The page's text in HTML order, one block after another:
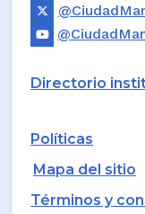
Directorio
Políticas
Mapa del sitio
Términos y